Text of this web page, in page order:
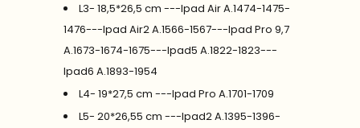
L3- 18,5*26,5 cm ---Ipad Air A.1474-1475-
1476---Ipad Air2 A.1566-1567---Ipad Pro 9,7
A.1673-1674-1675---Ipad5 A.1822-1823---
Ipad6 A.1893-1954
L4- 19*27,5 cm ---Ipad Pro A.1701-1709
L5- 20*26,55 cm ---Ipad2 A.1395-1396-